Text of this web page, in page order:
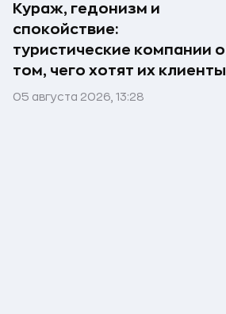
Кураж, гедонизм и
спокойствие:
туристические компании о
том, чего хотят их клиенты
05 августа 2026, 13:28